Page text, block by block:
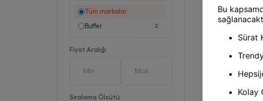
Tüm markalar
Buffer 2
Fiyat Aralığı
Sıralama Ölçütü